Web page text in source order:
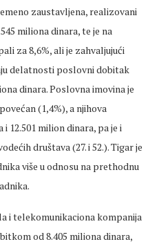
zaustavljena, realizovani
miliona dinara, te je na
za 8,6%, ali je zahvaljujući
delatnosti poslovni dobitak
dinara. Poslovna imovina je
(1,4%), a njihova
12.501 milion dinara, pa je i
društava (27. i 52.). Tigar je
više u odnosu na prethodnu
i telekomunikaciona kompanija
od 8.405 miliona dinara,